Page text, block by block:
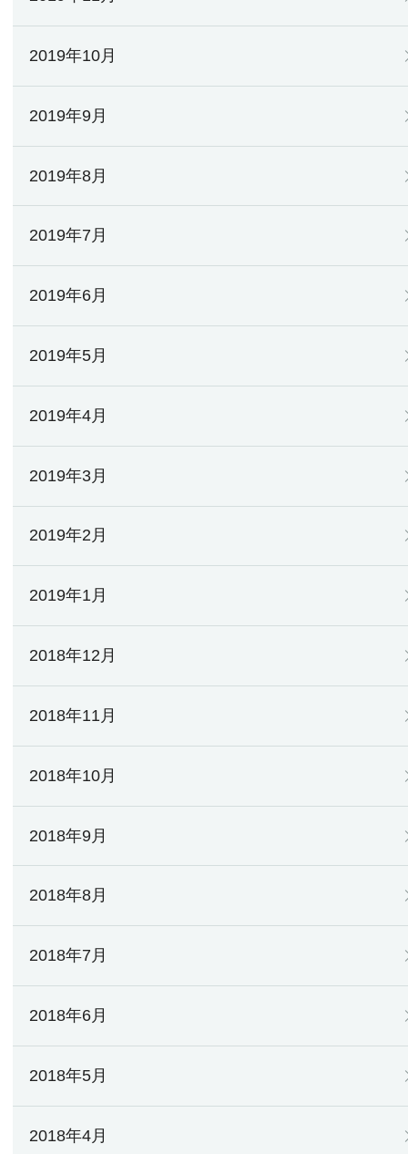
2019年10月
2019年9月
2019年8月
2019年7月
2019年6月
2019年5月
2019年4月
2019年3月
2019年2月
2019年1月
2018年12月
2018年11月
2018年10月
2018年9月
2018年8月
2018年7月
2018年6月
2018年5月
2018年4月